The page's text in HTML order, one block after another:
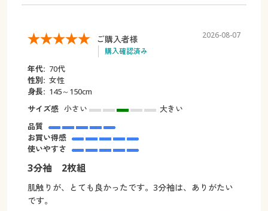
ご購入者様
購入確認済み
2026-08-07
年代: 70代
性別: 女性
身長: 145～150cm
サイズ感 小さい
大きい
品質
お買い得感
使いやすさ
3分袖 2枚組
肌触りが、とても良かったです。3分袖は、ありがたい
です。